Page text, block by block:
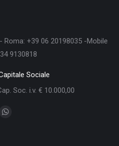
Roma: +39 06 20198035 -Mobile
9130818
Sociale
Soc. i.v. € 10.000,00
Whatsapp